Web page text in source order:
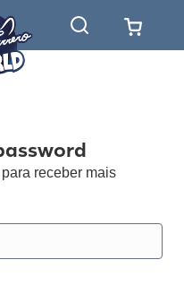
receber mais